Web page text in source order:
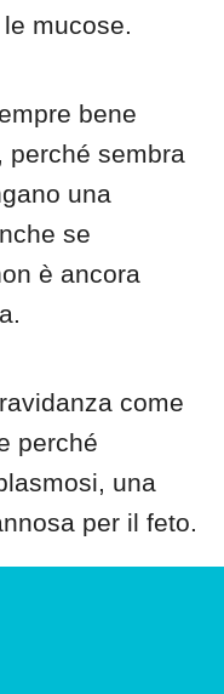
mucose.
bene
perché sembra
una
se
è ancora
come
perché
una
per il feto.